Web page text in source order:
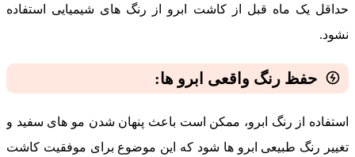
حداقل یک ماه قبل از کاشت ابرو از رنگ های شیمیایی استفاده
نشود.
حفظ رنگ واقعی ابرو ها:
استفاده از رنگ‌ ابرو، ممکن است باعث پنهان شدن مو های سفید و
تغییر رنگ طبیعی ابرو ها شود که این موضوع برای موفقیت کاشت